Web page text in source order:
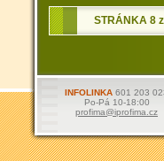
STRÁNKA 8
INFOLINKA 601 203
Po-Pá 10-18:00
profima@iprofima.cz